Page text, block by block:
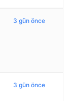
3 gün önce
3 gün önce